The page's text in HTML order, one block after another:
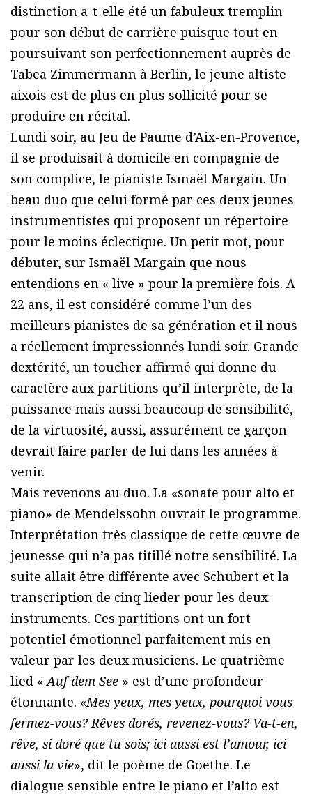
distinction a-t-elle été un fabuleux tremplin
pour son début de carrière puisque tout en
poursuivant son perfectionnement auprès de
Tabea Zimmermann à Berlin, le jeune altiste
aixois est de plus en plus sollicité pour se
produire en récital.
Lundi soir, au Jeu de Paume d’Aix-en-Provence,
il se produisait à domicile en compagnie de
son complice, le pianiste Ismaël Margain. Un
beau duo que celui formé par ces deux jeunes
instrumentistes qui proposent un répertoire
pour le moins éclectique. Un petit mot, pour
débuter, sur Ismaël Margain que nous
entendions en « live » pour la première fois. A
22 ans, il est considéré comme l’un des
meilleurs pianistes de sa génération et il nous
a réellement impressionnés lundi soir. Grande
dextérité, un toucher affirmé qui donne du
caractère aux partitions qu’il interprète, de la
puissance mais aussi beaucoup de sensibilité,
de la virtuosité, aussi, assurément ce garçon
devrait faire parler de lui dans les années à
venir.
Mais revenons au duo. La «sonate pour alto et
piano» de Mendelssohn ouvrait le programme.
Interprétation très classique de cette œuvre de
jeunesse qui n’a pas titillé notre sensibilité. La
suite allait être différente avec Schubert et la
transcription de cinq lieder pour les deux
instruments. Ces partitions ont un fort
potentiel émotionnel parfaitement mis en
valeur par les deux musiciens. Le quatrième
lied «Auf dem See » est d’une profondeur
étonnante. «Mes yeux, mes yeux, pourquoi vous
fermez-vous? Rêves dorés, revenez-vous? Va-t-en,
rêve, si doré que tu sois; ici aussi est l’amour, ici
aussi la vie», dit le poème de Goethe. Le
dialogue sensible entre le piano et l’alto est